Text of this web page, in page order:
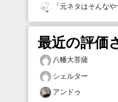
「元ネタはそんなや
最近の評価
八幡大菩薩
シェルター
アンドゥ